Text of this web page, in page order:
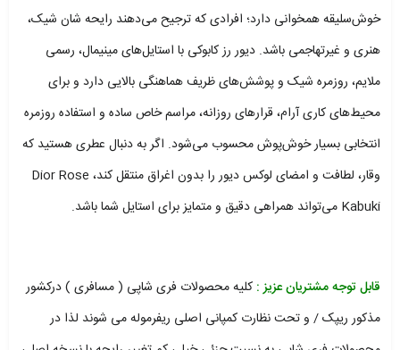
خوش‌سلیقه همخوانی دارد؛ افرادی که ترجیح می‌دهند رایحه‌ شان شیک،
هنری و غیرتهاجمی باشد. دیور رز کابوکی با استایل‌های مینیمال، رسمی
ملایم، روزمره شیک و پوشش‌های ظریف هماهنگی بالایی دارد و برای
محیط‌های کاری آرام، قرارهای روزانه، مراسم خاص ساده و استفاده روزمره
انتخابی بسیار خوش‌پوش محسوب می‌شود. اگر به دنبال عطری هستید که
وقار، لطافت و امضای لوکس دیور را بدون اغراق منتقل کند، Dior Rose
Kabuki می‌تواند همراهی دقیق و متمایز برای استایل شما باشد.
قابل توجه مشتریان عزیز : کلیه محصولات فری شاپی ( مسافری ) درکشور
مذکور ریپک / و تحت نظارت کمپانی اصلی ریفرموله می شوند لذا در